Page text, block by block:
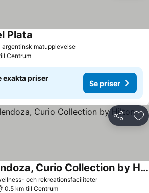
argentinsk matupplevelseSe priser
Plata
Centrum
exakta priser
Se priser
Dela
och rekreationsfaciliteterSe priser
Hualta Hotel Mendoza, Curio Collection by Hilton
0.5 km till Centrum